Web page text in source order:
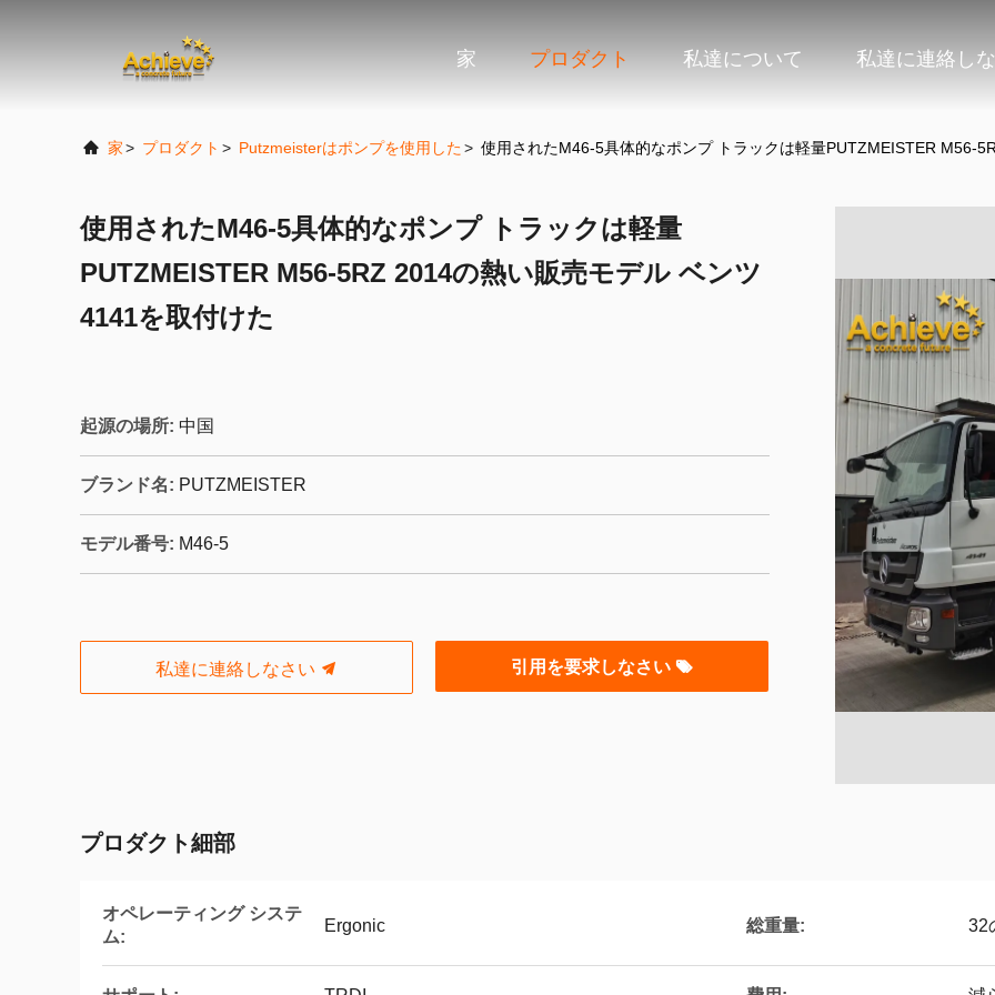
家 プロダクト 私達について 私達に連絡し
家> プロダクト > Putzmeisterはポンプを使用した> 使用されたM46-5具体的なポンプ トラックは軽量PUTZMEISTER M56-
使用されたM46-5具体的なポンプ トラックは軽量
PUTZMEISTER M56-5RZ 2014の熱い販売モデル ベンツ
4141を取付けた
起源の場所: 中国
ブランド名: PUTZMEISTER
モデル番号: M46-5
私達に連絡しなさい 引用を要求しなさい
プロダクト細部
オペレーティング システ
ム:
Ergonic 総重量: 32